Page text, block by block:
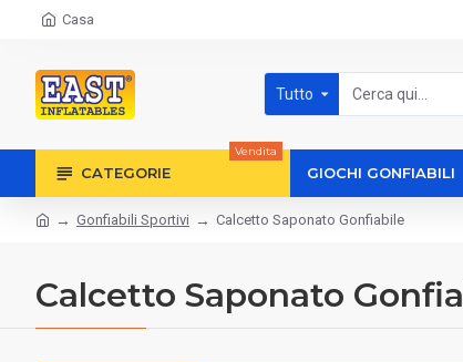
Casa
Tutto
CATEGORIE
Vendita
GIOCHI GONFIABILI
Gonfiabili Sportivi Calcetto Saponato Gonfiabile
Calcetto Saponato